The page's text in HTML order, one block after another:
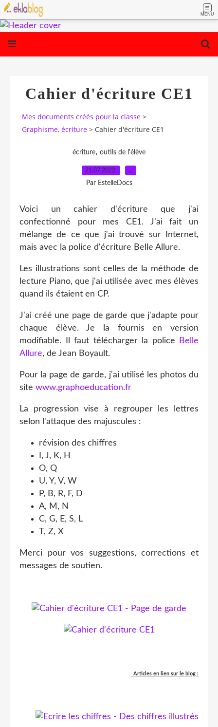
MENU
Cahier d'écriture CE1
Mes documents créés pour la classe >
Graphisme, écriture > Cahier d'écriture CE1
écriture, outils de l'élève
21.07.2022 …
Par EstelleDocs
Voici un cahier d'écriture que j'ai
confectionné pour mes CE1. J'ai fait un
mélange de ce que j'ai trouvé sur Internet,
mais avec la police d'écriture Belle Allure.
Les illustrations sont celles de la méthode de
lecture Piano, que j'ai utilisée avec mes élèves
quand ils étaient en CP.
J'ai créé une page de garde que j'adapte pour
chaque élève. Je la fournis en version
modifiable. Il faut télécharger la police
Belle
Allure, de Jean Boyault.
Pour la page de garde, j'ai utilisé les photos du
site www.graphoeducation.fr
La progression vise à regrouper les lettres
selon l'attaque des majuscules :
révision des chiffres
I, J, K, H
O, Q
U, Y, V, W
P, B, R, F, D
A, M, N
C, G, E, S, L
T, Z, X
Merci pour vos suggestions, corrections et
messages de soutien.
Articles en lien sur le blog :